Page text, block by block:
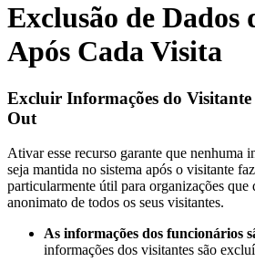
Exclusão de Dados
Após Cada Visita
Excluir Informações do Visitante
Out
Ativar esse recurso garante que nenhuma
seja mantida no sistema após o visitante
particularmente útil para organizações que
anonimato de todos os seus visitantes.
As informações dos funcionários
informações dos visitantes são